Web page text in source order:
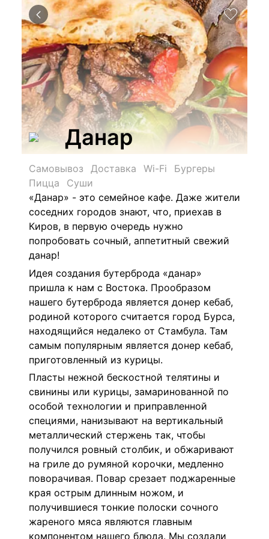
Данар
Самовывоз Доставка Wi-Fi
Бургеры
Пицца
Суши
«Данар» - это семейное кафе. Даже жители
соседних городов знают, что, приехав в
Киров, в первую очередь нужно
попробовать сочный, аппетитный свежий
данар!
Идея создания бутерброда «данар»
пришла к нам с Востока. Прообразом
нашего бутерброда является донер кебаб,
родиной которого считается город Бурса,
находящийся недалеко от Стамбула. Там
самым популярным является донер кебаб,
приготовленный из курицы.
Пласты нежной бескостной телятины и
свинины или курицы, замаринованной по
особой технологии и приправленной
специями, нанизывают на вертикальный
металлический стержень так, чтобы
получился ровный столбик, и обжаривают
на гриле до румяной корочки, медленно
поворачивая. Повар срезает поджаренные
края острым длинным ножом, и
получившиеся тонкие полоски сочного
жареного мяса являются главным
компонентом нашего блюда. Мы создали